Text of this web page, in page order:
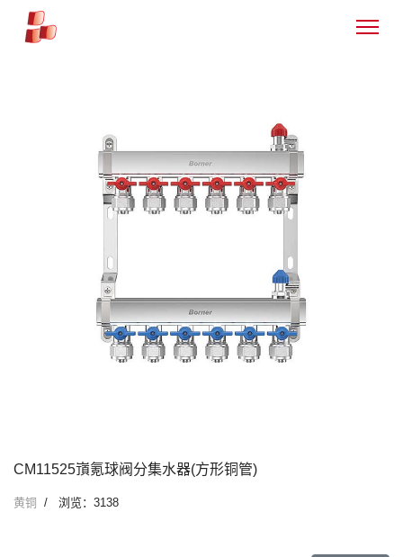
CM11525嵿氪球阀分集水器(方形铜管)
黄铜 浏览：3138